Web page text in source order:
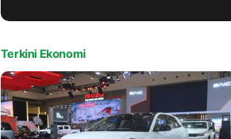
Terkini Ekonomi